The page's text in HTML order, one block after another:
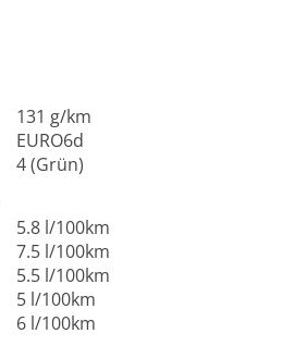
131 g/km
EURO6d
4 (Grün)
5.8 l/100km
7.5 l/100km
5.5 l/100km
5 l/100km
6 l/100km